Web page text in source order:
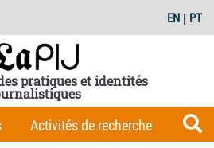
EN | PT
pratiques et identités
Activités de recherche